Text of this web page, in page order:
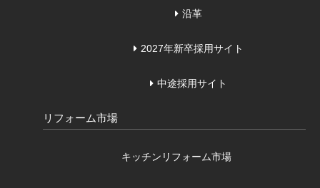
沿革
2027年新卒採用サイト
中途採用サイト
リフォーム市場
キッチンリフォーム市場